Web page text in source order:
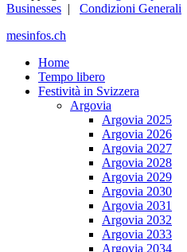
Businesses | Condizioni Generali
mesinfos.ch
Home
Tempo libero
Festività in Svizzera
Argovia
Argovia 2025
Argovia 2026
Argovia 2027
Argovia 2028
Argovia 2029
Argovia 2030
Argovia 2031
Argovia 2032
Argovia 2033
Argovia 2034